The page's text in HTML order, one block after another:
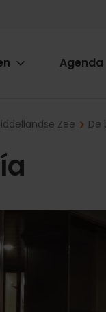
Agenda
Zee De